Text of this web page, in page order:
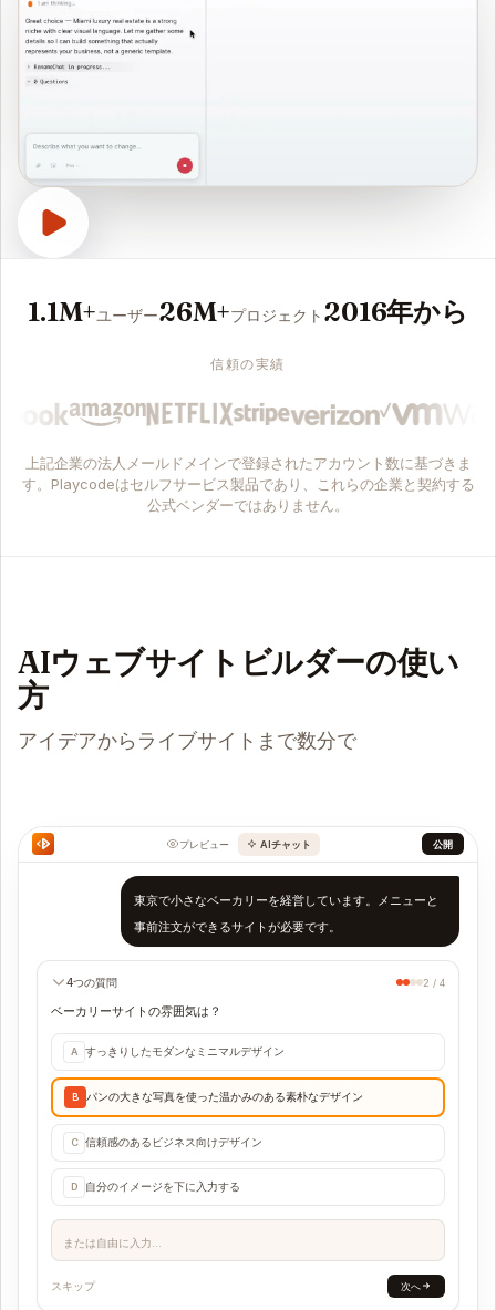
1.1M+ユーザー26M+プロジェクト 2016年から
信頼の実績
上記企業の法人メールドメインで登録されたアカウント数に基づきま
す。Playcodeはセルフサービス製品であり、これらの企業と契約する
公式ベンダーではありません。
AIウェブサイトビルダーの使い
方
アイデアからライブサイトまで数分で
プレビュー AIチャット 公開
東京で小さなベーカリーを経営しています。メニューと
事前注文ができるサイトが必要です。
4つの質問 2 / 4
ベーカリーサイトの雰囲気は？
A すっきりしたモダンなミニマルデザイン
B パンの大きな写真を使った温かみのある素朴なデザイン
C 信頼感のあるビジネス向けデザイン
D 自分のイメージを下に入力する
または自由に入力...
スキップ 次へ